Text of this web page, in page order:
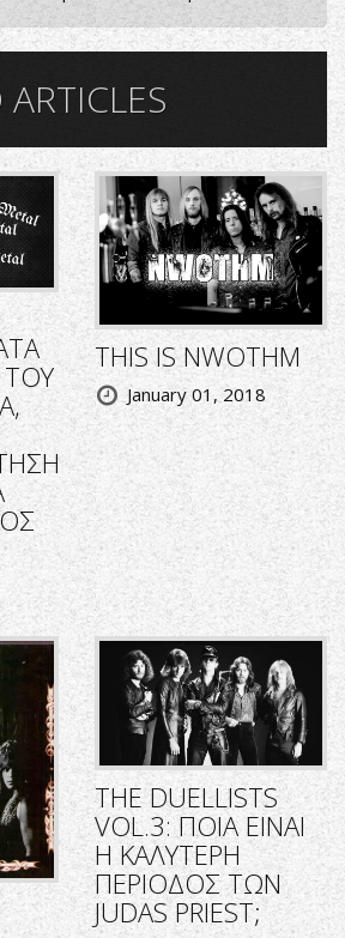
ARTICLES
ΤΟΥ
THIS IS NWOTHM
January 01, 2018
THE DUELLISTS
VOL.3: ΠΟΙΑ ΕΙΝΑΙ
Η ΚΑΛΥΤΕΡΗ
ΠΕΡΙΟΔΟΣ ΤΩΝ
JUDAS PRIEST;